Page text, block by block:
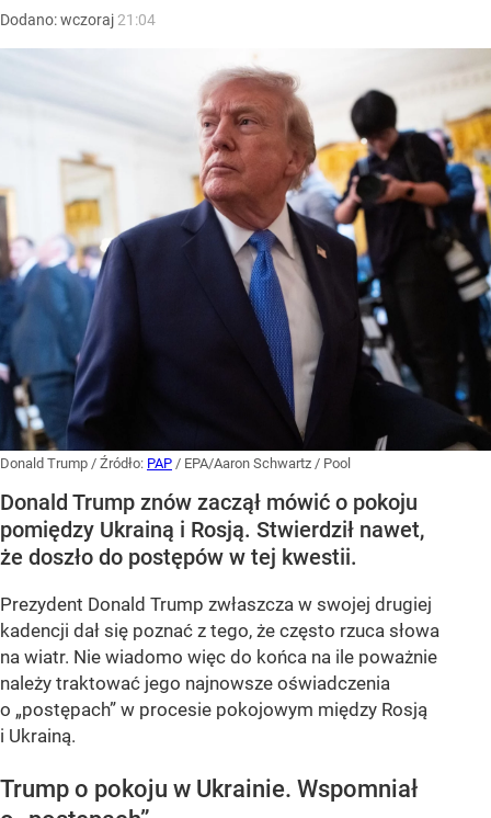
Dodano:wczoraj 21:04
Donald Trump / Źródło: PAP / EPA/Aaron Schwartz / Pool
Donald Trump znów zaczął mówić o pokoju
pomiędzy Ukrainą i Rosją. Stwierdził nawet,
że doszło do postępów w tej kwestii.
Prezydent Donald Trump zwłaszcza w swojej drugiej
kadencji dał się poznać z tego, że często rzuca słowa
na wiatr. Nie wiadomo więc do końca na ile poważnie
należy traktować jego najnowsze oświadczenia
o „postępach” w procesie pokojowym między Rosją
i Ukrainą.
Trump o pokoju w Ukrainie. Wspomniał